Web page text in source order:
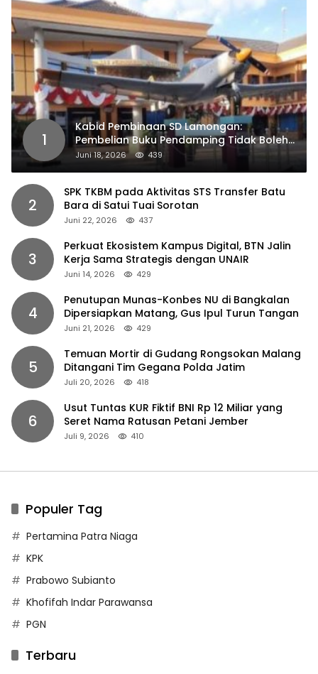
1
Kabid Pembinaan SD Lamongan:
Pembelian Buku Pendamping Tidak Boleh
Dipaksakan
Juni 18, 2026 439
2
SPK TKBM pada Aktivitas STS Transfer Batu
Bara di Satui Tuai Sorotan
Juni 22, 2026 437
3
Perkuat Ekosistem Kampus Digital, BTN Jalin
Kerja Sama Strategis dengan UNAIR
Juni 14, 2026 429
4
Penutupan Munas-Konbes NU di Bangkalan
Dipersiapkan Matang, Gus Ipul Turun Tangan
Juni 21, 2026 429
5
Temuan Mortir di Gudang Rongsokan Malang
Ditangani Tim Gegana Polda Jatim
Juli 20, 2026 418
6
Usut Tuntas KUR Fiktif BNI Rp 12 Miliar yang
Seret Nama Ratusan Petani Jember
Juli 9, 2026 410
Populer Tag
Pertamina Patra Niaga
KPK
Prabowo Subianto
Khofifah Indar Parawansa
PGN
Terbaru